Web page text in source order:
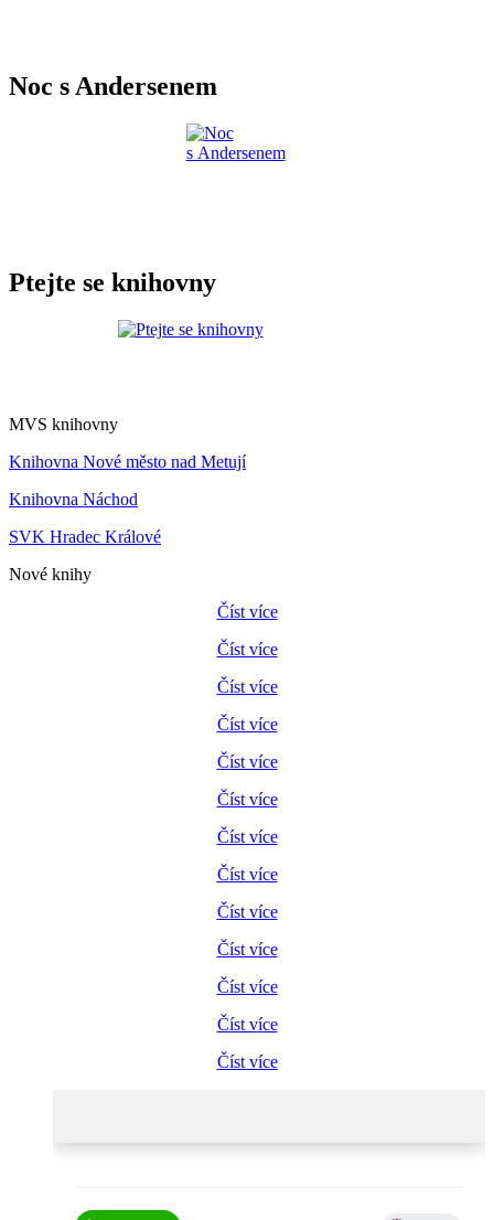
Noc s Andersenem
Ptejte se knihovny
MVS knihovny
Knihovna Nové město nad Metují
Knihovna Náchod
SVK Hradec Králové
Nové knihy
Číst více
Číst více
Číst více
Číst více
Číst více
Číst více
Číst více
Číst více
Číst více
Číst více
Číst více
Číst více
Číst více